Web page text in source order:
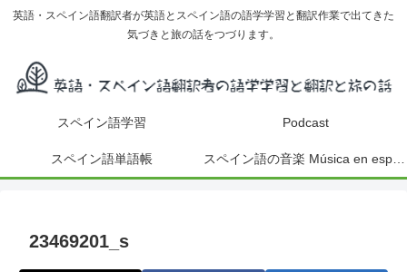
英語・スペイン語翻訳者が英語とスペイン語の語学学習と翻訳作業で出てきた
気づきと旅の話をつづります。
スペイン語学習 Podcast
スペイン語単語帳
23469201_s